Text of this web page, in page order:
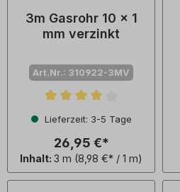
3m Gasrohr 10 x 1
mm verzinkt
Art.Nr.: 310922-3MV
Durchschnittliche Bewertung
Lieferzeit: 3-5 Tage
Inhalt: 3 m (8,98 €* / 1 m)
26,95 €*